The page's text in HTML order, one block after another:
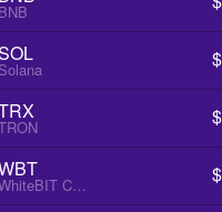
BNB
SOL
Solana
TRX
TRON
WBT